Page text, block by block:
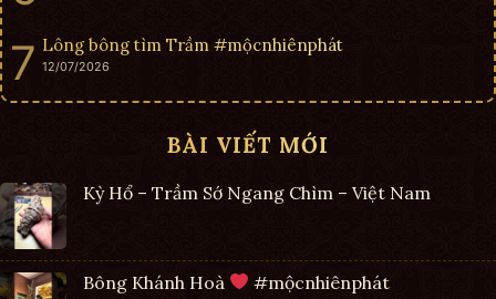
Lông bông tìm Trầm #mộcnhiênphát
12/07/2026
BÀI VIẾT MỚI
Kỳ Hổ – Trầm Sớ Ngang Chìm – Việt Nam
Bông Khánh Hoà #mộcnhiênphát